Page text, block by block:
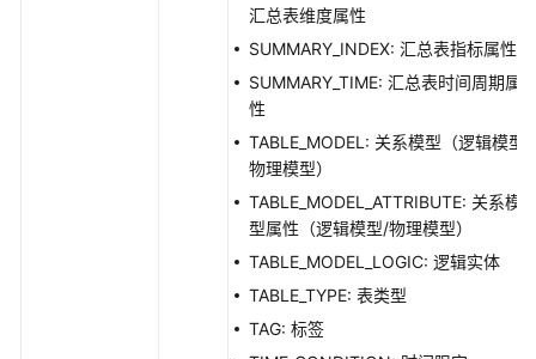
汇总表维度属性
SUMMARY_INDEX: 汇总表指标属性
SUMMARY_TIME: 汇总表时间周期属
性
TABLE_MODEL: 关系模型（逻辑模型/
物理模型）
TABLE_MODEL_ATTRIBUTE: 关系模
型属性（逻辑模型/物理模型）
TABLE_MODEL_LOGIC: 逻辑实体
TABLE_TYPE: 表类型
TAG: 标签